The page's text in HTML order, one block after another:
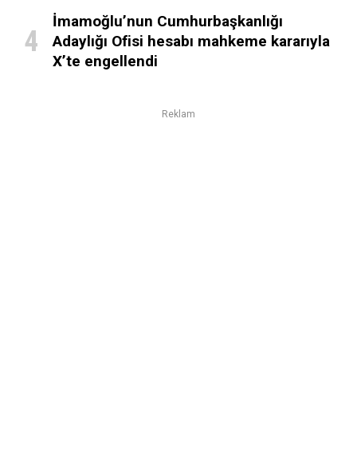
İmamoğlu’nun Cumhurbaşkanlığı
Adaylığı Ofisi hesabı mahkeme kararıyla
X’te engellendi
Reklam